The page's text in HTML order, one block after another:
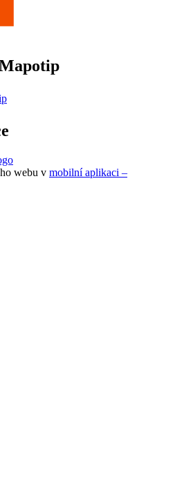
webu v mobilní aplikaci –